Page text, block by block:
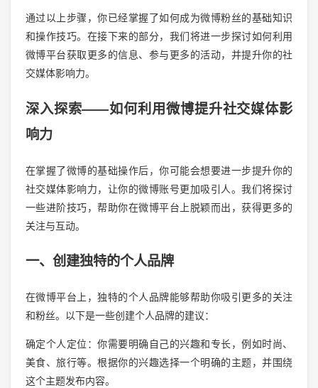
通过以上步骤，你已经掌握了如何成为微博粉丝的基础知识
和操作技巧。在接下来的部分，我们将进一步探讨如何利用
微博平台获取更多的信息、参与更多的活动，并提升你的社
交媒体影响力。
深入探索——如何利用微博提升社交媒体影
响力
在掌握了微博的基础操作后，你可能会想要进一步提升你的
社交媒体影响力，让你的微博账号更加吸引人。我们将探讨
一些进阶技巧，帮助你在微博平台上脱颖而出，获得更多的
关注与互动。
一、创建独特的个人品牌
在微博平台上，独特的个人品牌能够帮助你吸引更多的关注
和粉丝。以下是一些创建个人品牌的建议：
确定个人定位：你需要明确自己的兴趣和专长，例如时尚、
美食、旅行等。根据你的兴趣选择一个明确的主题，并围绕
这个主题发布内容。